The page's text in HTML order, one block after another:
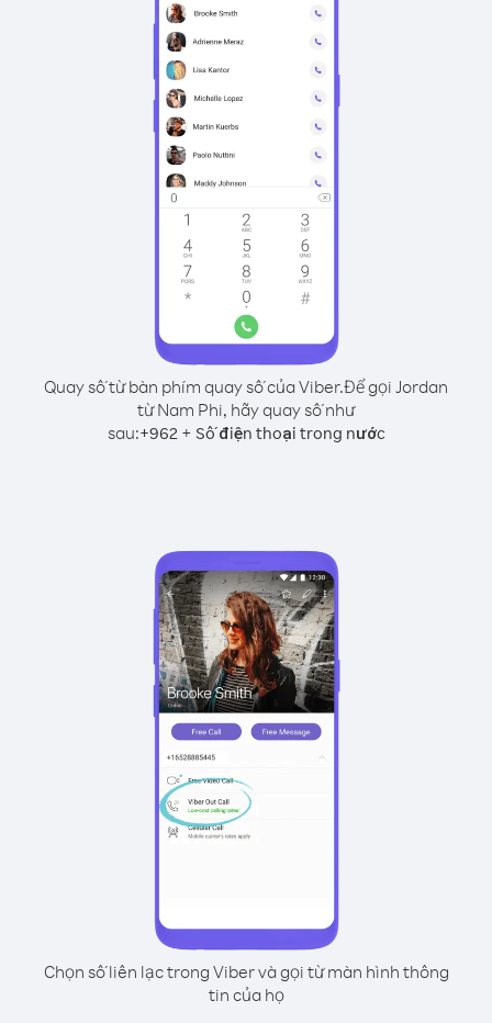
Quay số từ bàn phím quay số của Viber.Để gọi Jordan
từ Nam Phi, hãy quay số như
sau:+962+ Số điện thoại trong nước
Chọn số liên lạc trong Viber và gọi từ màn hình thông
tin của họ